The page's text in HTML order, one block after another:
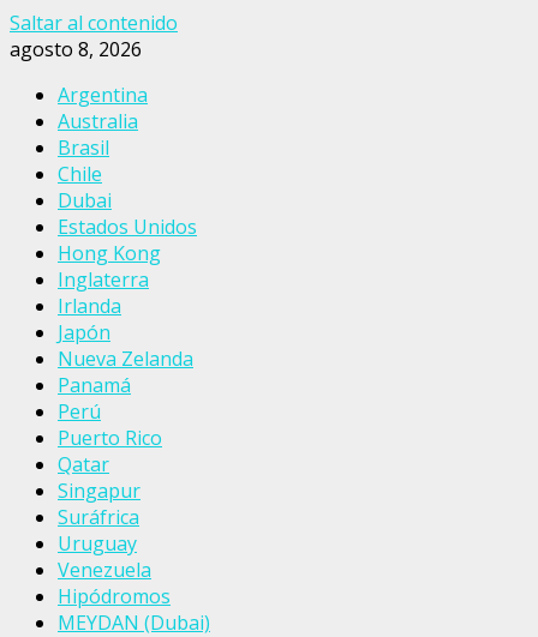
Saltar al contenido
agosto 8, 2026
Argentina
Australia
Brasil
Chile
Dubai
Estados Unidos
Hong Kong
Inglaterra
Irlanda
Japón
Nueva Zelanda
Panamá
Perú
Puerto Rico
Qatar
Singapur
Suráfrica
Uruguay
Venezuela
Hipódromos
MEYDAN (Dubai)